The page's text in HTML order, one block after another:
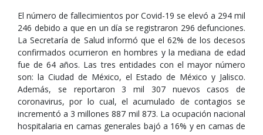
El número de fallecimientos por Covid-19 se elevó a 294 mil
246 debido a que en un día se registraron 296 defunciones.
La Secretaría de Salud informó que el 62% de los decesos
confirmados ocurrieron en hombres y la mediana de edad
fue de 64 años. Las tres entidades con el mayor número
son: la Ciudad de México, el Estado de México y Jalisco.
Además, se reportaron 3 mil 307 nuevos casos de
coronavirus, por lo cual, el acumulado de contagios se
incrementó a 3 millones 887 mil 873. La ocupación nacional
hospitalaria en camas generales bajó a 16% y en camas de